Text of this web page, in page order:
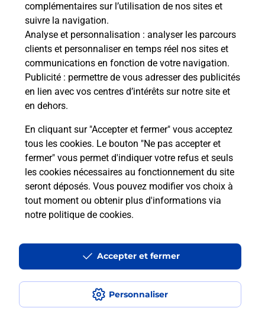
complémentaires sur l’utilisation de nos sites et
suivre la navigation.
Analyse et personnalisation : analyser les parcours
clients et personnaliser en temps réel nos sites et
communications en fonction de votre navigation.
Publicité : permettre de vous adresser des publicités
en lien avec vos centres d’intérêts sur notre site et
en dehors.
En cliquant sur "Accepter et fermer" vous acceptez
tous les cookies. Le bouton "Ne pas accepter et
fermer" vous permet d'indiquer votre refus et seuls
les cookies nécessaires au fonctionnement du site
seront déposés. Vous pouvez modifier vos choix à
tout moment ou obtenir plus d'informations via
notre politique de cookies.
Personnaliser
Accepter et fermer
Comment La Poste participe-t-elle
à votre sécurité au quotidien ?
Puis-je passer mon code de la route
avec La Poste et sous quelles
conditions ?
Localiser Liste Pyrénées Atlantiques ARTHEZ DE BEARN
Accessibilité : partiellement conforme
Conditions contractuelles
Mentions légales